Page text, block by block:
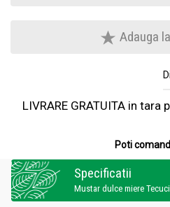
Adauga
LIVRARE GRATUITA in
Poti
Specificatii
Mustar dulce miere Tecuci